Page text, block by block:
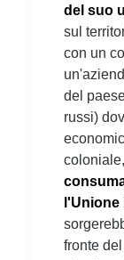
del suo
sul
con un
del
russi)
coloniale,
l'Unione
fronte